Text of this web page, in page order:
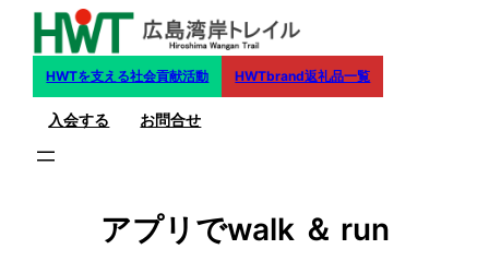
HWTを支える社会貢献活動 HWTbrand返礼品一覧
入会する お問合せ
アプリでwalk ＆ run